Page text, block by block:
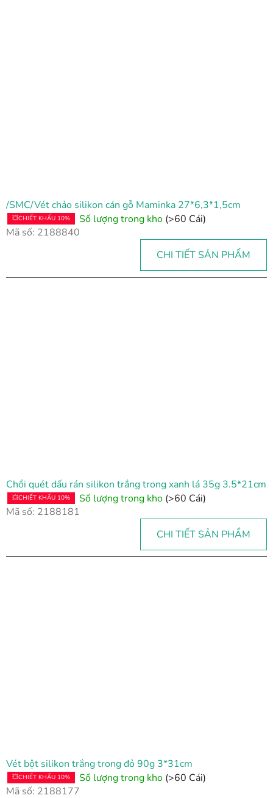
/SMC/Vét chảo silikon cán gỗ Maminka 27*6,3*1,5cm
💥CHIẾT KHẤU 10% Số lượng trong kho (>60 Cái)
Mã số: 2188840
CHI TIẾT SẢN PHẨM
Chổi quét dấu rán silikon trắng trong xanh lá 35g 3.5*21cm
💥CHIẾT KHẤU 10% Số lượng trong kho (>60 Cái)
Mã số: 2188181
CHI TIẾT SẢN PHẨM
Vét bột silikon trắng trong đỏ 90g 3*31cm
💥CHIẾT KHẤU 10% Số lượng trong kho (>60 Cái)
Mã số: 2188177